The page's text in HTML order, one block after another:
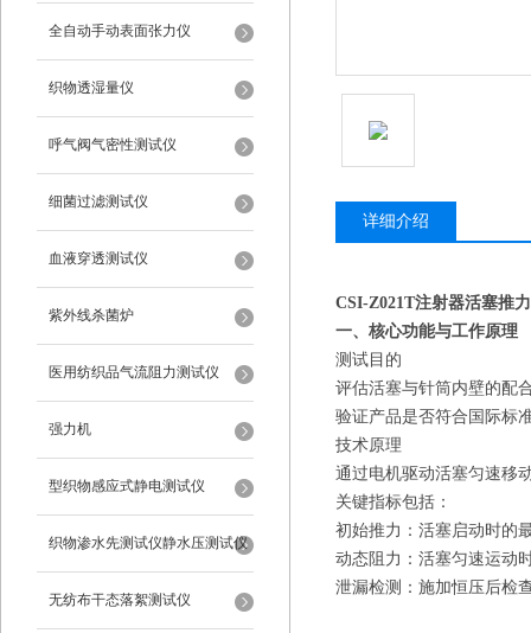
仪
全自动手动表面张力仪
织物透湿量仪
呼气阀气密性测试仪
细菌过滤测试仪
血液穿透测试仪
紫外线杀菌炉
医用纺织品气流阻力测试仪
强力机
型织物感应式静电测试仪
织物渗水先测试仪静水压测试仪
无纺布干态落絮测试仪
详细介绍
CSI-Z021T注射器活塞推
一、核心功能与工作原理
‌测试目的‌
评估活塞与针筒内壁的配
验证产品是否符合国际标
‌技术原理‌
通过电机驱动活塞匀速移
关键指标包括：
初始推力‌：活塞启动时的
动态阻力‌：活塞匀速运动
泄漏检测‌：施加恒压后检